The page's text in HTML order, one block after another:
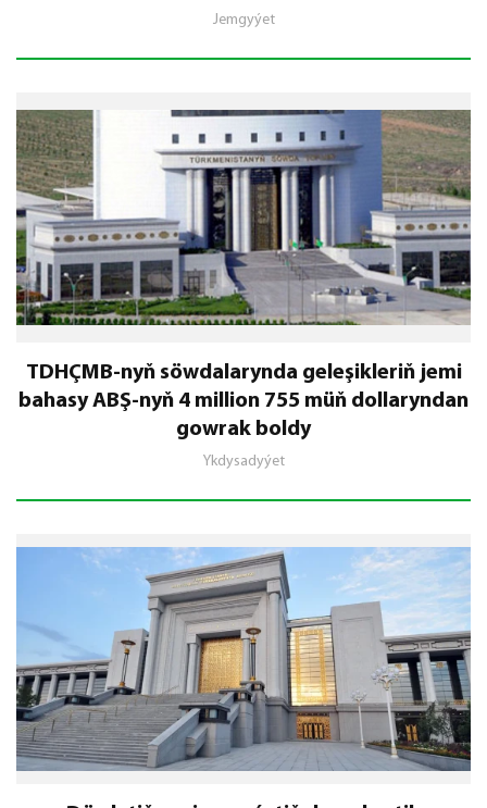
Jemgyýet
TDHÇMB-nyň söwdalarynda geleşikleriň jemi
bahasy ABŞ-nyň 4 million 755 müň dollaryndan
gowrak boldy
Ykdysadyýet